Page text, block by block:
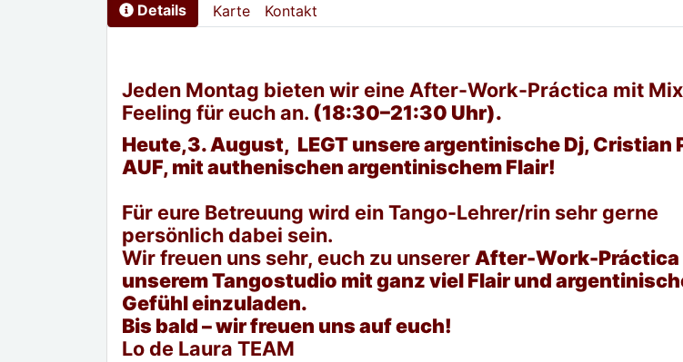
Details Karte Kontakt
Jeden Montag bieten wir eine After-Work-Práctica mit
Feeling für euch an. (18:30–21:30 Uhr).
Heute,3. August, LEGT unsere argentinische Dj, Cristian
AUF, mit authenischen argentinischem Flair!
Für eure Betreuung wird ein Tango-Lehrer/rin sehr gerne
persönlich dabei sein.
Wir freuen uns sehr, euch zu unserer After-Work-Práctica
unserem Tangostudio mit ganz viel Flair und
Gefühl einzuladen.
Bis bald – wir freuen uns auf euch!
Lo de Laura TEAM